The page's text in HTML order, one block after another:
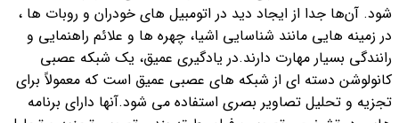
شود. آن‌ها جدا از ایجاد دید در اتومبیل های خودران و روبات ها ،
در زمینه هایی مانند شناسایی اشیا، چهره ها و علائم راهنمایی و
رانندگی بسیار مهارت دارند.در یادگیری عمیق، یک شبکه عصبی
کانولوشن دسته ای از شبکه های عصبی عمیق است که معمولاً برای
تجزیه و تحلیل تصاویر بصری استفاده می شود.آنها دارای برنامه